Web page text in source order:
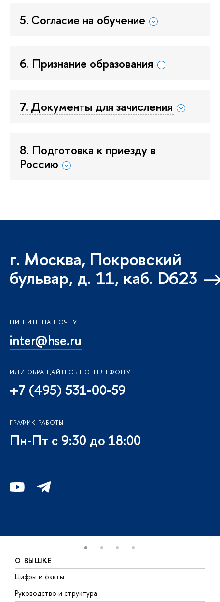
5. Согласие на обучение
6. Признание образования
7. Документы для зачисления
8. Подготовка к приезду в
Россию
г. Москва, Покровский
бульвар, д. 11, каб. D623
ПИШИТЕ НА ПОЧТУ
inter@hse.ru
ИЛИ ОБРАЩАЙТЕСЬ ПО ТЕЛЕФОНУ
+7 (495) 531-00-59
ГРАФИК РАБОТЫ
Пн-Пт с 9:30 до 18:00
О ВЫШКЕ
Цифры и факты
Руководство и структура